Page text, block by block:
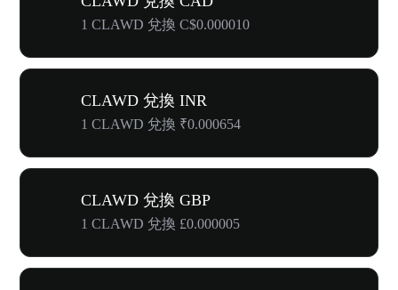
1 CLAWD 兌換 C$0.000010
CLAWD 兌換 INR
1 CLAWD 兌換 ₹0.000654
CLAWD 兌換 GBP
1 CLAWD 兌換 £0.000005